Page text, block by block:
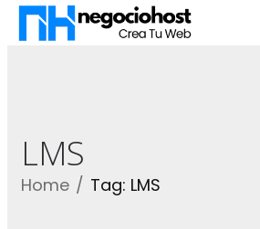
LMS
Home Tag: LMS